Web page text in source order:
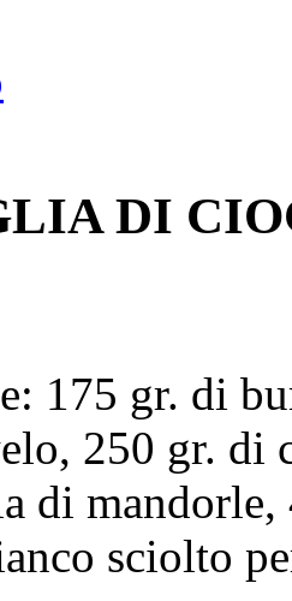
DI
175 gr. di
250 gr. di
di
sciolto